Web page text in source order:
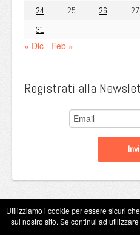
24
25 26 27
31
« Dic Feb »
Registrati alla
Copyright
Utilizziamo i cookie per essere sicuri
sul nostro sito. Se continui ad